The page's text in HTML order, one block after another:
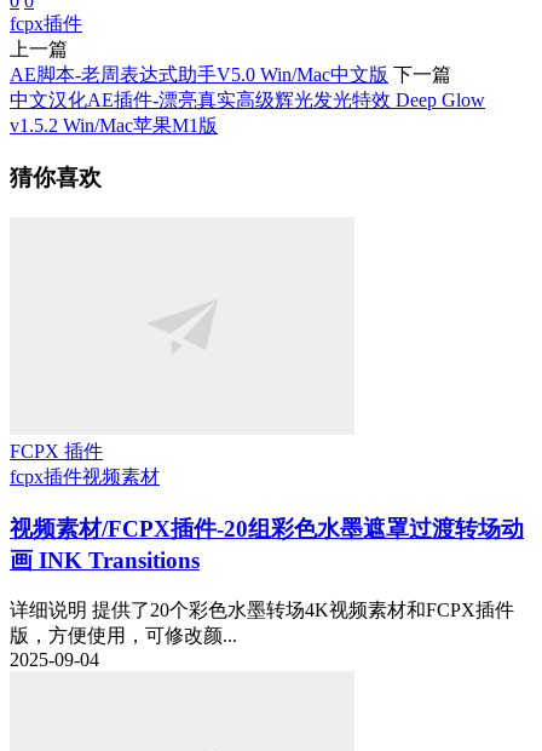
fcpx插件
上一篇
AE脚本-老周表达式助手V5.0 Win/Mac中文版 下一篇
中文汉化AE插件-漂亮真实高级辉光发光特效 Deep Glow
v1.5.2 Win/Mac苹果M1版
猜你喜欢
FCPX 插件
fcpx插件视频素材
视频素材/FCPX插件-20组彩色水墨遮罩过渡转场动
画 INK Transitions
详细说明 提供了20个彩色水墨转场4K视频素材和FCPX插件
版，方便使用，可修改颜...
2025-09-04